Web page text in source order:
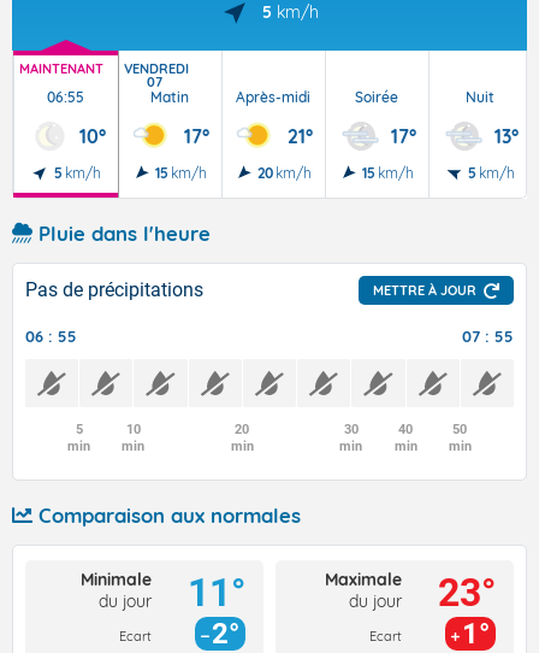
5 km/h
MAINTENANT
06:55
10°
5 km/h
VENDREDI
07
Matin
17°
15 km/h
Après-midi
21°
20 km/h
Soirée
17°
15 km/h
Nuit
13°
5 km/h
Pluie dans l'heure
Pas de précipitations METTRE À JOUR
06 : 55 07 : 55
5
min
10
min
20
min
30
min
40
min
50
min
Comparaison aux normales
Minimale
du jour
Ecart
11°
2°
Maximale
du jour
Ecart
23°
1°